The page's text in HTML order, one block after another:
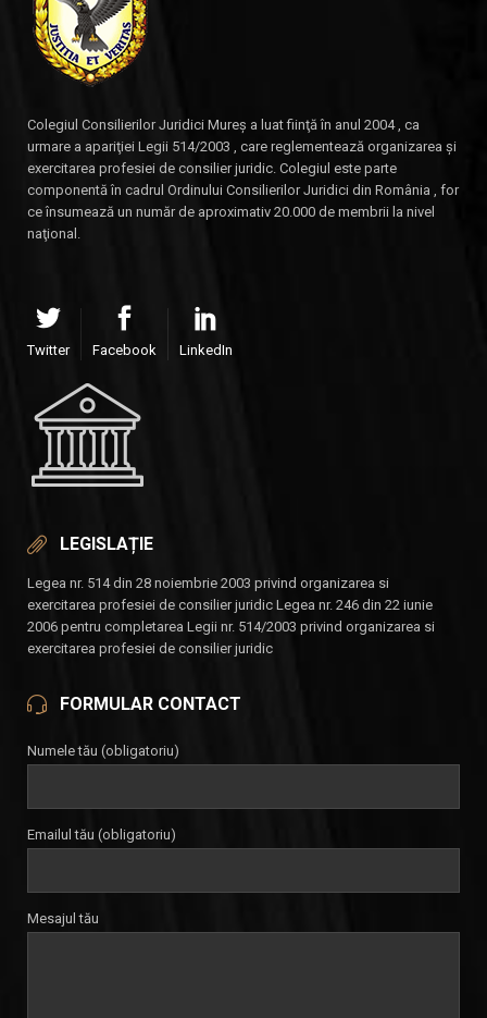
Colegiul Consilierilor Juridici Mureş a luat fiinţă în anul 2004 , ca
urmare a apariţiei Legii 514/2003 , care reglementează organizarea şi
exercitarea profesiei de consilier juridic. Colegiul este parte
componentă în cadrul Ordinului Consilierilor Juridici din România , for
ce însumează un număr de aproximativ 20.000 de membrii la nivel
naţional.
Twitter Facebook LinkedIn
LEGISLAȚIE
Legea nr. 514 din 28 noiembrie 2003 privind organizarea si
exercitarea profesiei de consilier juridic Legea nr. 246 din 22 iunie
2006 pentru completarea Legii nr. 514/2003 privind organizarea si
exercitarea profesiei de consilier juridic
FORMULAR CONTACT
Numele tău (obligatoriu)
Emailul tău (obligatoriu)
Mesajul tău